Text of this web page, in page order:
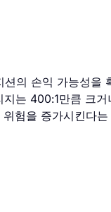
의 손익 가능성
는 400:1만큼 크
험을 증가시킨다